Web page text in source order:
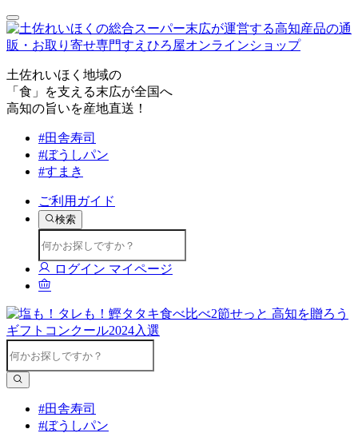
土佐れいほく地域の
「食」を支える末広が全国へ
高知の旨いを産地直送！
#田舎寿司
#ぼうしパン
#すまき
ご利用ガイド
検索
ログイン マイページ
#田舎寿司
#ぼうしパン